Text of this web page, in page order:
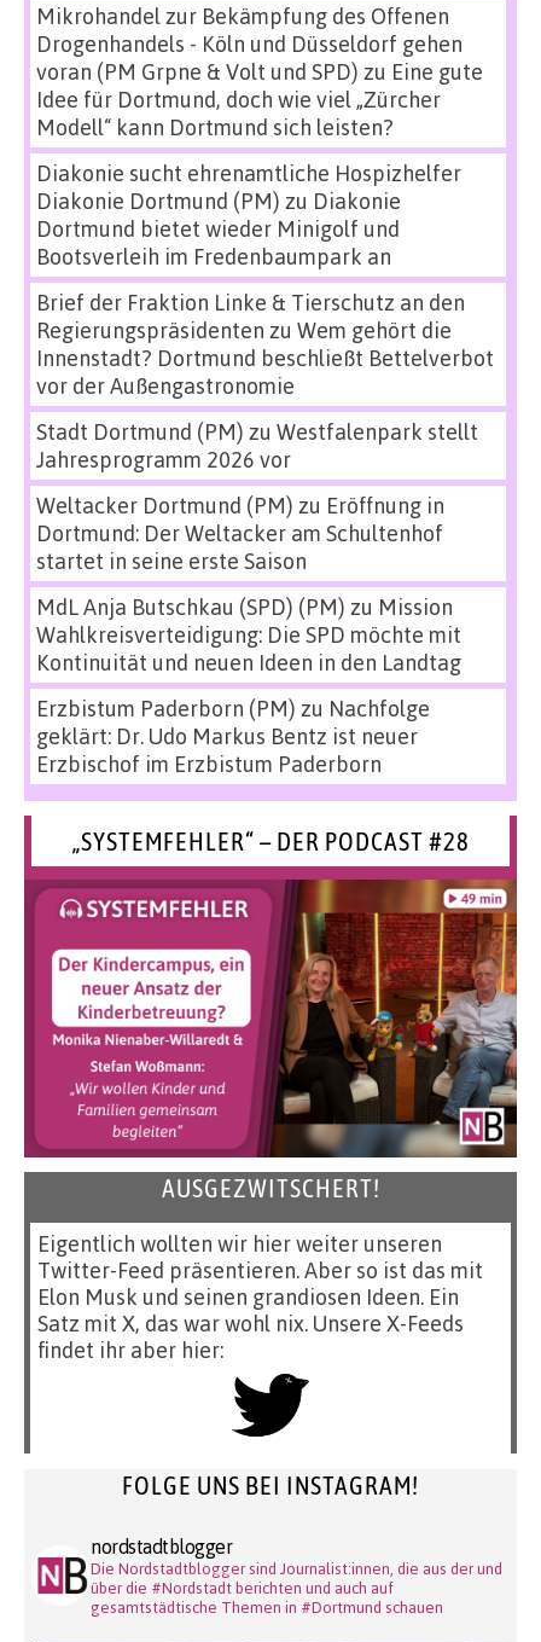
Mikrohandel zur Bekämpfung des Offenen
Drogenhandels - Köln und Düsseldorf gehen
voran (PM Grpne & Volt und SPD) zu Eine gute
Idee für Dortmund, doch wie viel „Zürcher
Modell“ kann Dortmund sich leisten?
Diakonie sucht ehrenamtliche Hospizhelfer
Diakonie Dortmund (PM) zu Diakonie
Dortmund bietet wieder Minigolf und
Bootsverleih im Fredenbaumpark an
Brief der Fraktion Linke & Tierschutz an den
Regierungspräsidenten zu Wem gehört die
Innenstadt? Dortmund beschließt Bettelverbot
vor der Außengastronomie
Stadt Dortmund (PM) zu Westfalenpark stellt
Jahresprogramm 2026 vor
Weltacker Dortmund (PM) zu Eröffnung in
Dortmund: Der Weltacker am Schultenhof
startet in seine erste Saison
MdL Anja Butschkau (SPD) (PM) zu Mission
Wahlkreisverteidigung: Die SPD möchte mit
Kontinuität und neuen Ideen in den Landtag
Erzbistum Paderborn (PM) zu Nachfolge
geklärt: Dr. Udo Markus Bentz ist neuer
Erzbischof im Erzbistum Paderborn
„SYSTEMFEHLER“ – DER PODCAST #28
AUSGEZWITSCHERT!
Eigentlich wollten wir hier weiter unseren
Twitter-Feed präsentieren. Aber so ist das mit
Elon Musk und seinen grandiosen Ideen. Ein
Satz mit X, das war wohl nix. Unsere X-Feeds
findet ihr aber hier:
FOLGE UNS BEI INSTAGRAM!
nordstadtblogger
Die Nordstadtblogger sind Journalist:innen, die aus der und
über die #Nordstadt berichten und auch auf
gesamtstädtische Themen in #Dortmund schauen